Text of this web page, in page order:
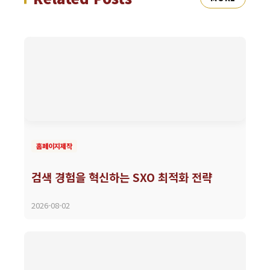
홈페이지제작
검색 경험을 혁신하는 SXO 최적화 전략
2026-08-02